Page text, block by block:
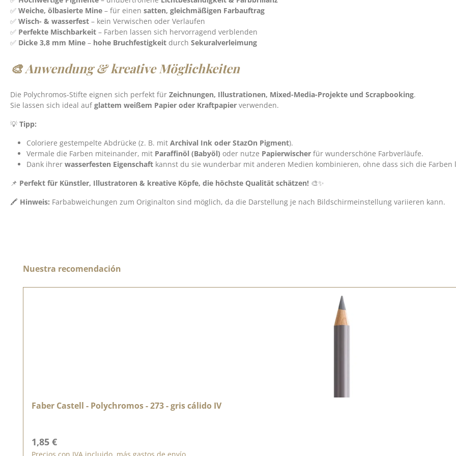
✅ Weiche, ölbasierte Mine – für einen satten, gleichmäßigen Farbauftrag
✅ Wisch- & wasserfest – kein Verwischen oder Verlaufen
✅ Perfekte Mischbarkeit – Farben lassen sich hervorragend verblenden
✅ Dicke 3,8 mm Mine – hohe Bruchfestigkeit durch Sekuralverleimung
🎨 Anwendung & kreative Möglichkeiten
Die Polychromos-Stifte eignen sich perfekt für Zeichnungen, Illustrationen, Mixed-Media-Projekte und Scrapbooking.
Sie lassen sich ideal aufglattem weißem Papier oder Kraftpapier verwenden.
💡 Tipp:
Coloriere gestempelte Abdrücke (z. B. mit Archival Ink oder StazOn Pigment).
Vermale die Farben miteinander, mit Paraffinöl (Babyöl) oder nutze Papierwischer für wunderschöne Farbverläufe.
Dank ihrer wasserfesten Eigenschaft kannst du sie wunderbar mit anderen Medien kombinieren, ohne dass sich die Farben
📌 Perfekt für Künstler, Illustratoren & kreative Köpfe, die höchste Qualität schätzen! 🎨✨
🖍️ Hinweis: Farbabweichungen zum Originalton sind möglich, da die Darstellung je nach Bildschirmeinstellung variieren kann.
Omitir la galería de productos
Nuestra recomendación
Faber Castell - Polychromos - 273 - gris cálido IV
Precio normal:
1,85 €